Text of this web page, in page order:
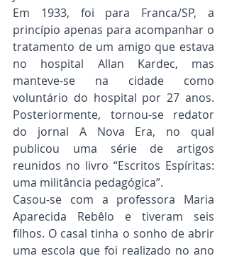
Em 1933, foi para Franca/SP, a
princípio apenas para acompanhar o
tratamento de um amigo que estava
no hospital Allan Kardec, mas
manteve-se na cidade como
voluntário do hospital por 27 anos.
Posteriormente, tornou-se redator
do jornal A Nova Era, no qual
publicou uma série de artigos
reunidos no livro “Escritos Espíritas:
uma militância pedagógica”.
Casou-se com a professora Maria
Aparecida Rebêlo e tiveram seis
filhos. O casal tinha o sonho de abrir
uma escola que foi realizado no ano